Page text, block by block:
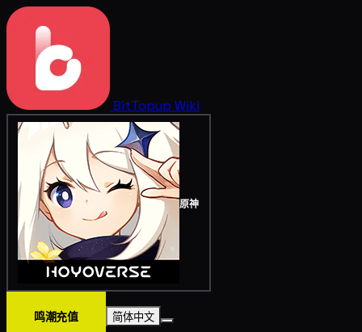
BitTopup Wiki
原神
鸣潮充值 简体中文